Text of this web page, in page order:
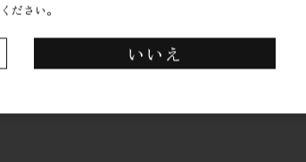
、全額広島学院新校舎建設の為
製品のため、本寄附は20歳以上の
見麦酒（株）より直接発送を予定
ださい。
いいえ